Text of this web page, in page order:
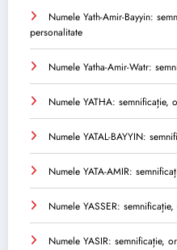
Numele Yath-Amir-Bayyin:
personalitate
Numele Yatha-Amir-Watr:
Numele YATHA: semnificație,
Numele YATAL-BAYYIN:
Numele YATA-AMIR:
Numele YASSER:
Numele YASIR: semnificație,